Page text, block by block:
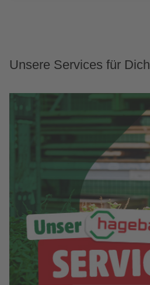
Unsere Services für Dich